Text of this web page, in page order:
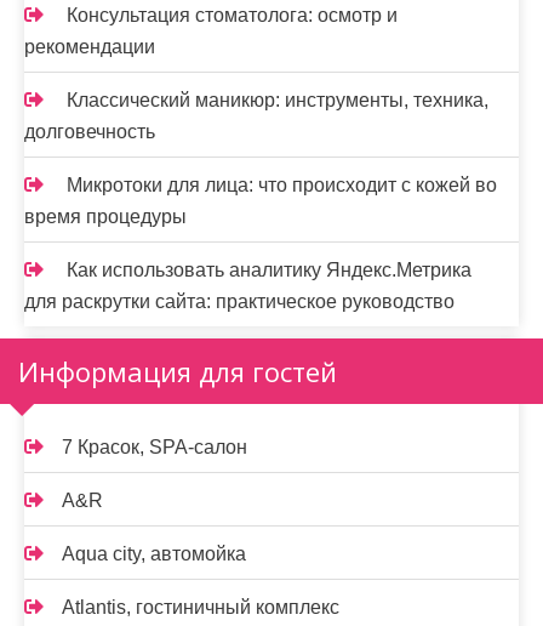
Консультация стоматолога: осмотр и
рекомендации
Классический маникюр: инструменты, техника,
долговечность
Микротоки для лица: что происходит с кожей во
время процедуры
Как использовать аналитику Яндекс.Метрика
для раскрутки сайта: практическое руководство
Информация для гостей
7 Красок, SPA-салон
A&R
Aqua city, автомойка
Atlantis, гостиничный комплекс